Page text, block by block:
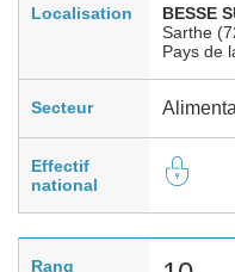
Localisation
BESSE
Sarthe
Pays de
Secteur
Effectif
national
Rang